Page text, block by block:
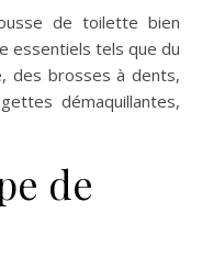
de toilette bien
essentiels tels que du
des brosses à dents,
démaquillantes,
de